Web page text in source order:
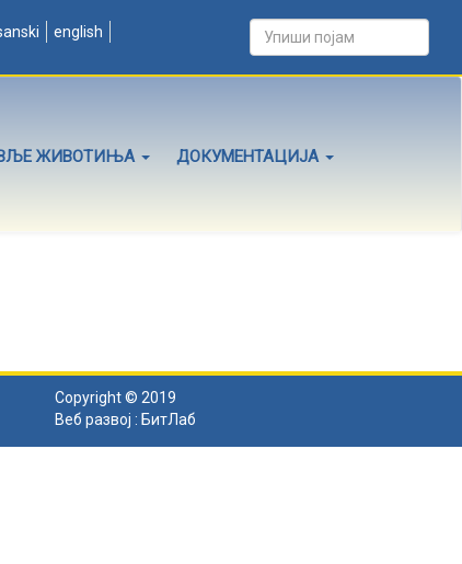
english
ЖИВОТИЊА ДОКУМЕНТАЦИЈА
Copyright © 2019
Веб развој : БитЛаб